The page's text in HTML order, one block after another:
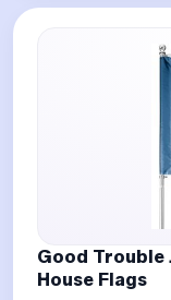
Good Trouble
House Flags